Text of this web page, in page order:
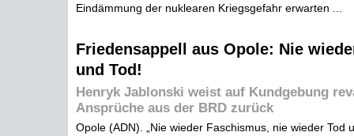
Eindämmung der nuklearen Kriegsgefahr erwarten ...
Friedensappell aus Opole: Nie
und Tod!
Henryk Jablonski weist auf Kundgebung
Ansprüche aus der BRD zurück
Opole (ADN). „Nie wieder Faschismus, nie wieder Tod